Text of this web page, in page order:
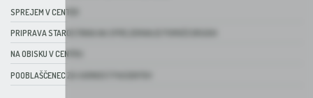
SPREJEM V CENTER
PRIPRAVA STAROSTNIKA NA SPREJEMANJE POMOČI DRUGIH
NA OBISKU V CENTRU
POOBLAŠČENEC ZA VARNOST PACIENTOV